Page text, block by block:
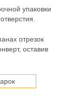
упаковки
отрезок
оставив